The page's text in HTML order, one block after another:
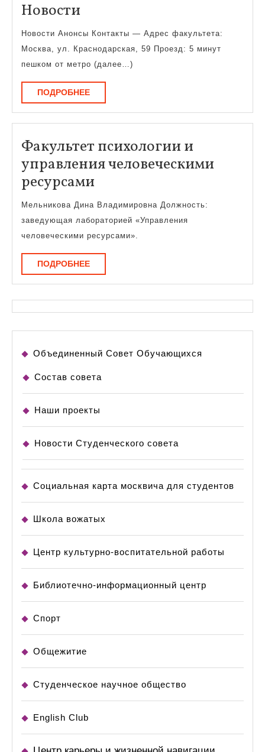
Новости
Новости Анонсы Контакты — Адрес факультета:
Москва, ул. Краснодарская, 59 Проезд: 5 минут
пешком от метро (далее…)
ПОДРОБНЕЕПОДРОБНЕЕ
Факультет психологии и
управления человеческими
ресурсами
психологии
и
управления
человеческими
ресурсами
Мельникова Дина Владимировна Должность:
заведующая лабораторией «Управления
человеческими ресурсами».
ПОДРОБНЕЕПОДРОБНЕЕ
Объединенный Совет Обучающихся
Состав совета
Наши проекты
Новости Студенческого совета
Социальная карта москвича для студентов
Школа вожатых
Центр культурно-воспитательной работы
Библиотечно-информационный центр
Спорт
Общежитие
Студенческое научное общество
English Club